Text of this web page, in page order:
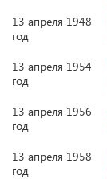
13 апреля 1948
год
13 апреля 1954
год
13 апреля 1956
год
13 апреля 1958
год